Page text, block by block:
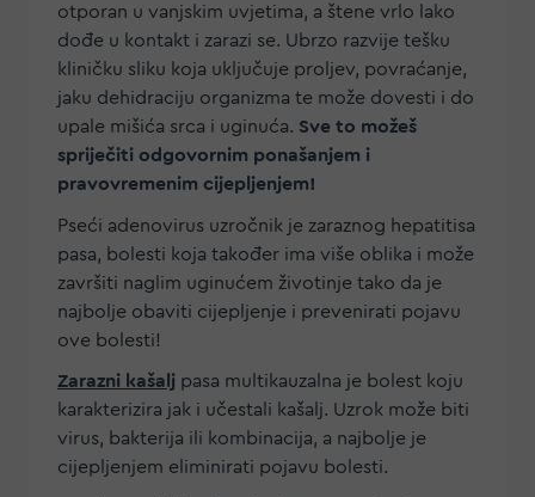
otporan u vanjskim uvjetima, a štene vrlo lako
dođe u kontakt i zarazi se. Ubrzo razvije tešku
kliničku sliku koja uključuje proljev, povraćanje,
jaku dehidraciju organizma te može dovesti i do
upale mišića srca i uginuća. Sve to možeš
spriječiti odgovornim ponašanjem i
pravovremenim cijepljenjem!
Pseći adenovirus uzročnik je zaraznog hepatitisa
pasa, bolesti koja također ima više oblika i može
završiti naglim uginućem životinje tako da je
najbolje obaviti cijepljenje i prevenirati pojavu
ove bolesti!
Zarazni kašalj pasa multikauzalna je bolest koju
karakterizira jak i učestali kašalj. Uzrok može biti
virus, bakterija ili kombinacija, a najbolje je
cijepljenjem eliminirati pojavu bolesti.